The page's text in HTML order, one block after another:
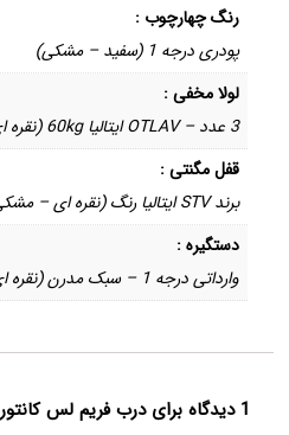
رنگ چهارچوب :
پودری درجه 1 (سفید – مشکی)
لولا مخفی :
3 عدد – OTLAV ایتالیا 60kg (نقره ای – مشکی)
قفل مگنتی :
برند STV ایتالیا رنگ (نقره ای – مشکی)
دستگیره :
وارداتی درجه 1 – سبک مدرن (نقره ای – مشکی)
1 دیدگاه برای درب فریم لس کانتور